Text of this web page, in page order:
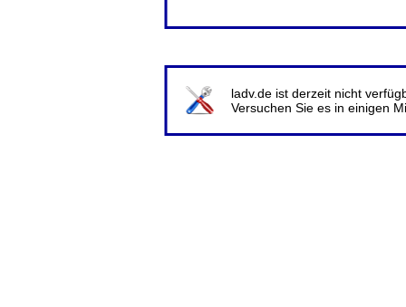
ladv.de ist derzeit nicht
Versuchen Sie es in einigen